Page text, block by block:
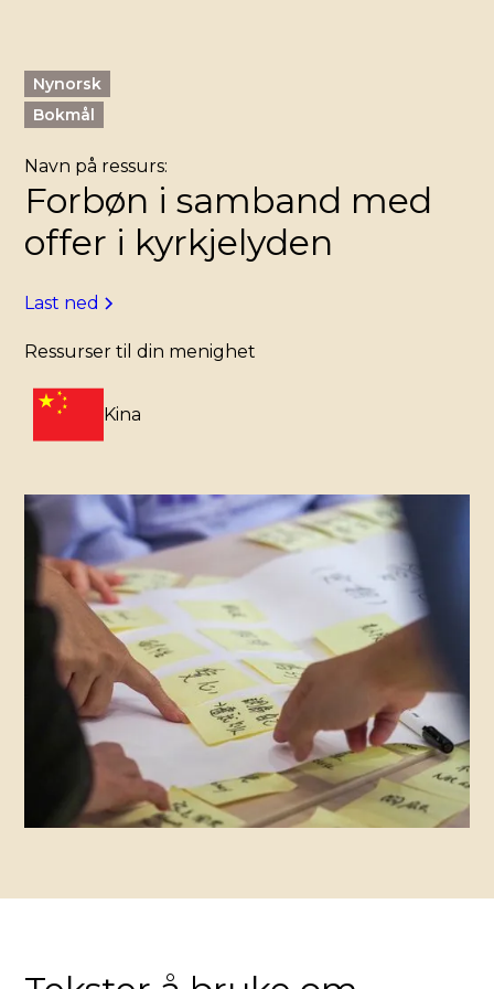
Nynorsk
Bokmål
Navn på ressurs:
Forbøn i samband med
offer i kyrkjelyden
Last ned
Ressurser til din menighet
Kina